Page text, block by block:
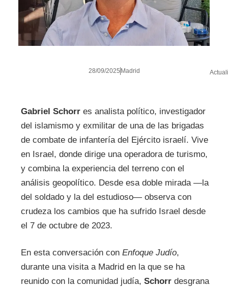
28/09/2025 Madrid
Gabriel Schorres analista político, investigador
del islamismo y exmilitar de una de las brigadas
de combate de infantería del Ejército israelí. Vive
en Israel, donde dirige una operadora de turismo,
y combina la experiencia del terreno con el
análisis geopolítico. Desde esa doble mirada —la
del soldado y la del estudioso— observa con
crudeza los cambios que ha sufrido Israel desde
el 7 de octubre de 2023.
En esta conversación con Enfoque Judío,
durante una visita a Madrid en la que se ha
reunido con la comunidad judía, Schorr desgrana